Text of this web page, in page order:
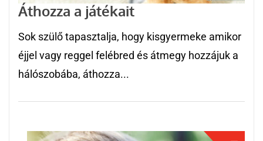
Áthozza a játékait
Sok szülő tapasztalja, hogy kisgyermeke amikor
éjjel vagy reggel felébred és átmegy hozzájuk a
hálószobába, áthozza...